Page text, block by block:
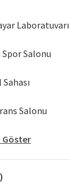
Laboratuvarı
Spor Salonu
Salonu
Göster